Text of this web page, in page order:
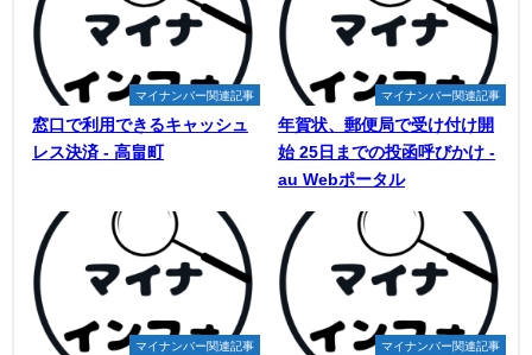
マイナンバー関連記事
窓口で利用できるキャッシュ
レス決済 - 高畠町
マイナンバー関連記事
年賀状、郵便局で受け付け開
始 25日までの投函呼びかけ -
au Webポータル
マイナンバー関連記事 マイナンバー関連記事